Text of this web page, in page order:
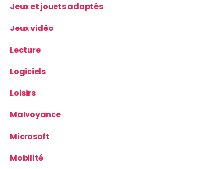
Jeux et jouets adaptés
Jeux vidéo
Lecture
Logiciels
Loisirs
Malvoyance
Microsoft
Mobilité